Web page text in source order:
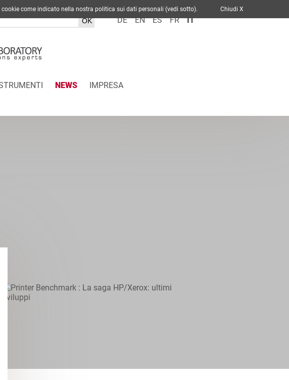
DE EN ES FR IT
NEWS IMPRESA
cookie come indicato nella nostra politica sui dati personali (vedi sotto). Chiudi X